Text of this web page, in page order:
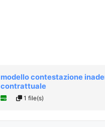
modello contestazione
contrattuale
1 file(s)